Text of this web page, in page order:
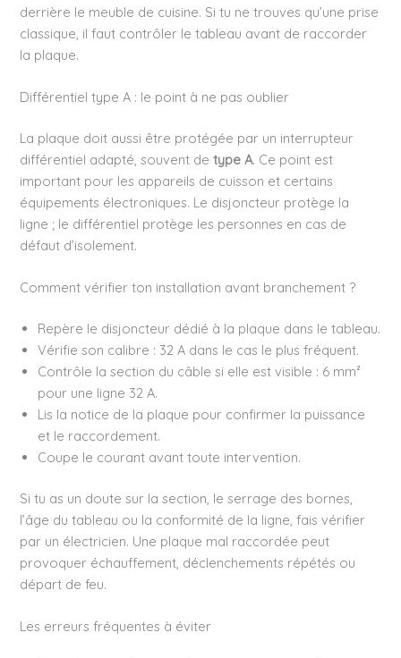
derrière le meuble de cuisine. Si tu ne trouves qu’une prise
classique, il faut contrôler le tableau avant de raccorder
la plaque.
Différentiel type A : le point à ne pas oublier
La plaque doit aussi être protégée par un interrupteur
différentiel adapté, souvent detype A. Ce point est
important pour les appareils de cuisson et certains
équipements électroniques. Le disjoncteur protège la
ligne ; le différentiel protège les personnes en cas de
défaut d’isolement.
Comment vérifier ton installation avant branchement ?
Repère le disjoncteur dédié à la plaque dans le tableau.
Vérifie son calibre : 32 A dans le cas le plus fréquent.
Contrôle la section du câble si elle est visible : 6 mm²
pour une ligne 32 A.
Lis la notice de la plaque pour confirmer la puissance
et le raccordement.
Coupe le courant avant toute intervention.
Si tu as un doute sur la section, le serrage des bornes,
l’âge du tableau ou la conformité de la ligne, fais vérifier
par un électricien. Une plaque mal raccordée peut
provoquer échauffement, déclenchements répétés ou
départ de feu.
Les erreurs fréquentes à éviter